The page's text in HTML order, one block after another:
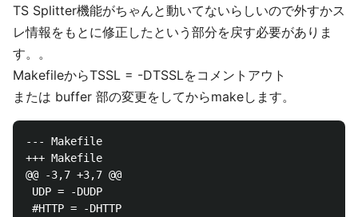
TS Splitter機能がちゃんと動いてないらしいので外すかス
レ情報をもとに修正したという部分を戻す必要がありま
す。。
MakefileからTSSL = -DTSSLをコメントアウト
または buffer 部の変更をしてからmakeします。
--- Makefile
+++ Makefile
@@ -3,7 +3,7 @@
UDP = -DUDP
#HTTP = -DHTTP